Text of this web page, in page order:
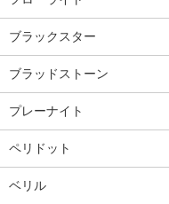
ブラックスター
ブラッドストーン
プレーナイト
ペリドット
ベリル